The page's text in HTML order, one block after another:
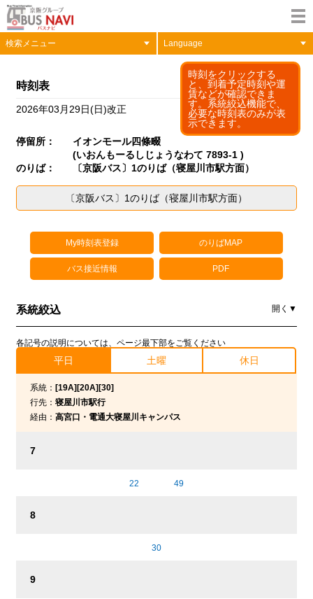
検索メニュー Language
時刻をクリックする
と、到着予定時刻や運
賃などが確認できま
す。系統絞込機能で、
必要な時刻表のみが表
示できます。
時刻表
2026年03月29日(日)改正
停留所：
イオンモール四條畷
(いおんもーるしじょうなわて 7893-1 )
のりば：
〔京阪バス〕1のりば（寝屋川市駅方面）
〔京阪バス〕1のりば（寝屋川市駅方面）
My時刻表登録 のりばMAP
バス接近情報 PDF
系統絞込 開く▼
各記号の説明については、ページ最下部をご覧ください
平日 土曜 休日
系統： [19A][20A][30]
行先：寝屋川市駅行
経由：高宮口・電通大寝屋川キャンパス
7
22 49
8
30
9